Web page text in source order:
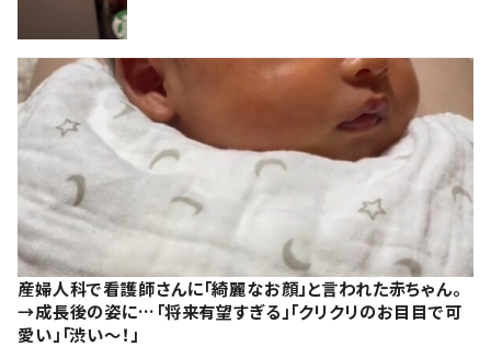
産婦人科で看護師さんに「綺麗なお顔」と言われた赤ちゃん。
→成長後の姿に…「将来有望すぎる」「クリクリのお目目で可
愛い」「渋い～！」